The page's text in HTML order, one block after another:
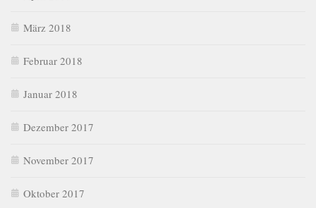
März 2018
Februar 2018
Januar 2018
Dezember 2017
November 2017
Oktober 2017